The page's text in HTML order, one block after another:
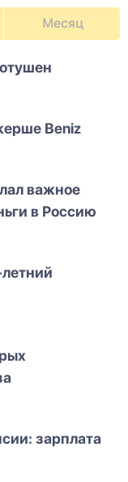
Месяц
Beniz
важное
в Россию
зарплата